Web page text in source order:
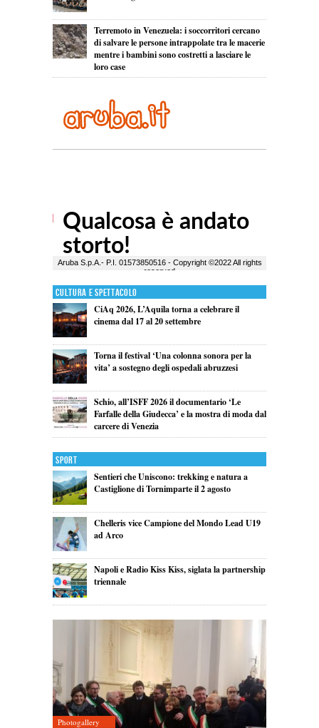
Terremoto in Venezuela: i soccorritori cercano
di salvare le persone intrappolate tra le macerie
mentre i bambini sono costretti a lasciare le
loro case
Cultura e Spettacolo
CiAq 2026, L’Aquila torna a celebrare il
cinema dal 17 al 20 settembre
Torna il festival ‘Una colonna sonora per la
vita’ a sostegno degli ospedali abruzzesi
Schio, all’ISFF 2026 il documentario ‘Le
Farfalle della Giudecca’ e la mostra di moda dal
carcere di Venezia
Sport
Sentieri che Uniscono: trekking e natura a
Castiglione di Tornimparte il 2 agosto
Chelleris vice Campione del Mondo Lead U19
ad Arco
Napoli e Radio Kiss Kiss, siglata la partnership
triennale
Photogallery